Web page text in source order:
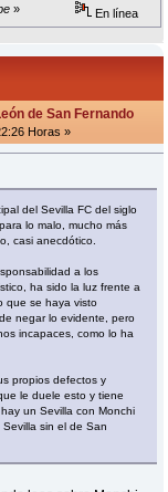
» En línea
de San Fernando
Horas »
del Sevilla FC del siglo
lo malo, mucho más
casi anecdótico.
a los
ha sido la luz frente a
que se haya visto
negar lo evidente, pero
incapaces, como lo ha
propios defectos y
le duele esto y tiene
un Sevilla con Monchi
sin el de San